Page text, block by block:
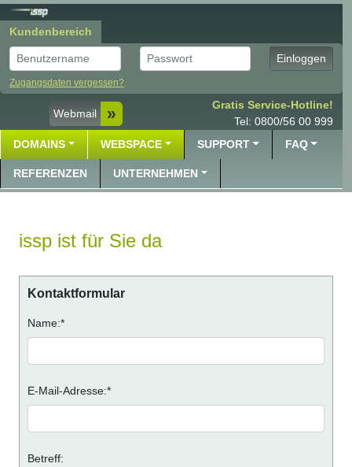
Kundenbereich
Benutzer
Passwort Einloggen
Zugangsdaten vergessen?
Webmail
Gratis Service-Hotline!
Tel: 0800/56 00 999
DOMAINS
WEBSPACE SUPPORT FAQ
REFERENZEN UNTERNEHMEN
issp ist für Sie da
Kontaktformular
Name:*
E-Mail-Adresse:*
Betreff: